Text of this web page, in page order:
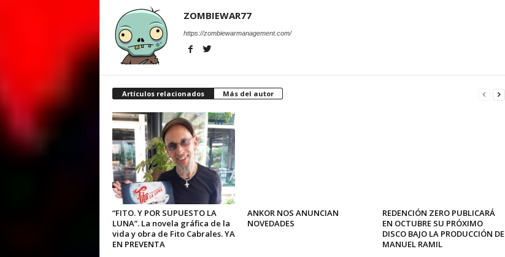
ZOMBIEWAR77
https://zombiewarmanagement.com/
Artículos relacionados Más del autor
“FITO. Y POR SUPUESTO LA
LUNA”. La novela gráfica de la
vida y obra de Fito Cabrales. YA
EN PREVENTA
ANKOR NOS ANUNCIAN
NOVEDADES
REDENCIÓN ZERO PUBLICARÁ
EN OCTUBRE SU PRÓXIMO
DISCO BAJO LA PRODUCCIÓN DE
MANUEL RAMIL